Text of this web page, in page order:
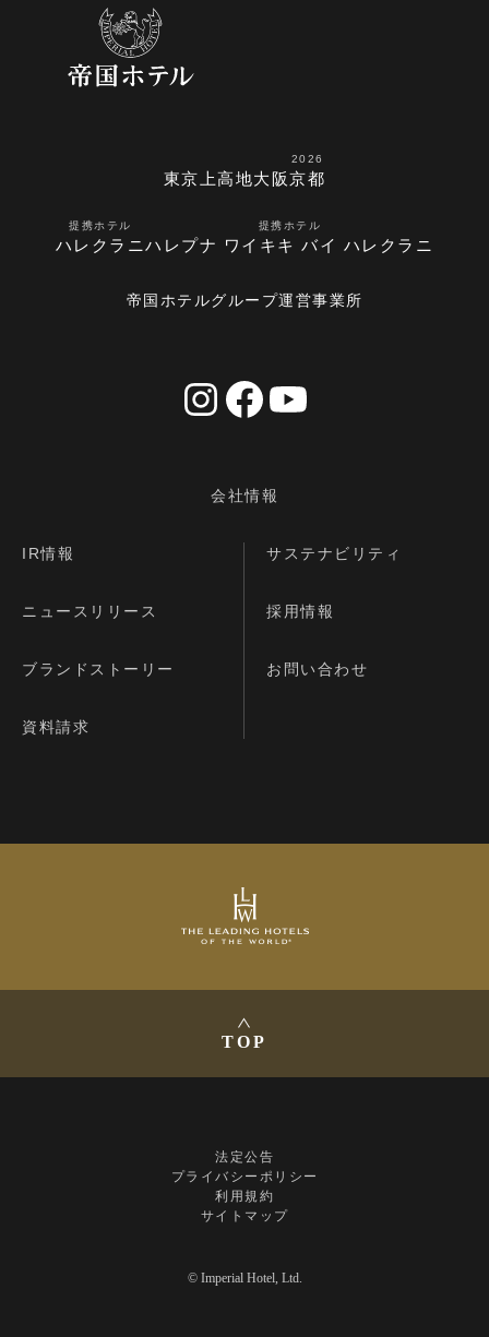
東京 上高地大阪
2026
京都
提携ホテル
ハレクラニ
提携ホテル
ハレプナ ワイキキ バイ ハレクラニ
帝国ホテルグループ運営事業所
会社情報
IR情報 サステナビリティ
ニュースリリース 採用情報
ブランドストーリー お問い合わせ
資料請求
TOP
法定公告
プライバシーポリシー
利用規約
サイトマップ
© Imperial Hotel, Ltd.